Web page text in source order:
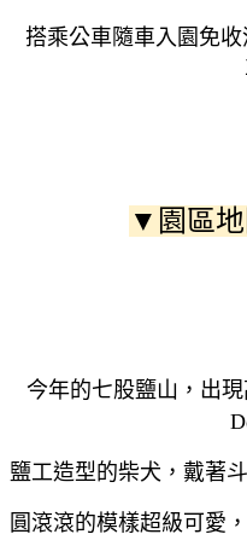
搭乘公車隨車入園免
▼園區
今年的七股鹽山，出
鹽工造型的柴犬，戴著
圓滾滾的模樣超級可愛